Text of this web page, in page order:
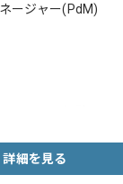
ージャー(PdM)
詳細を見る